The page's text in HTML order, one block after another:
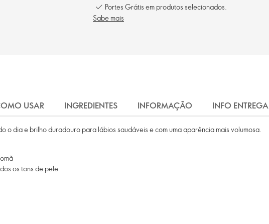
Portes Grátis em produtos selecionados.
Sabe mais
USAR INGREDIENTES INFORMAÇÃO INFO ENTREGA
o dia e brilho duradouro para lábios saudáveis e com uma aparência mais volumosa.
os tons de pele